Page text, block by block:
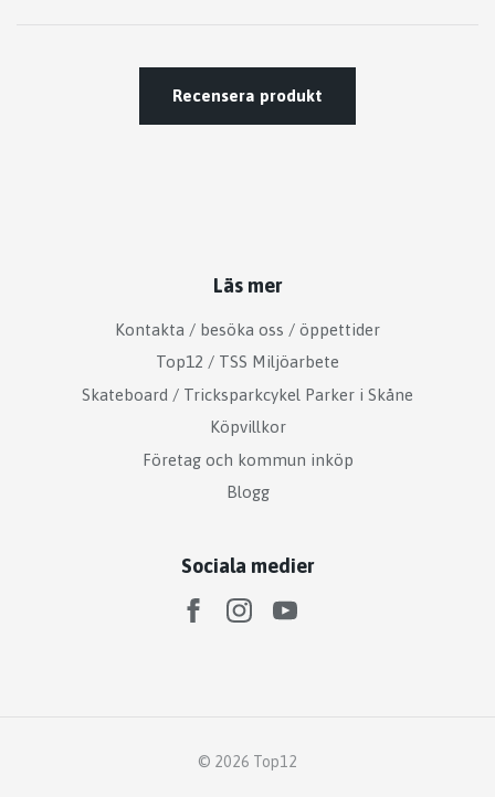
Recensera produkt
Läs mer
Kontakta / besöka oss / öppettider
Top12 / TSS Miljöarbete
Skateboard / Tricksparkcykel Parker i Skåne
Köpvillkor
Företag och kommun inköp
Blogg
Sociala medier
© 2026 Top12